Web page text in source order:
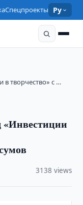
Спецпроекты Ру
в творчество» с …
«Инвестиции
3138 views